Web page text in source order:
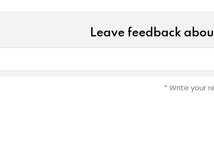
Leave feedback